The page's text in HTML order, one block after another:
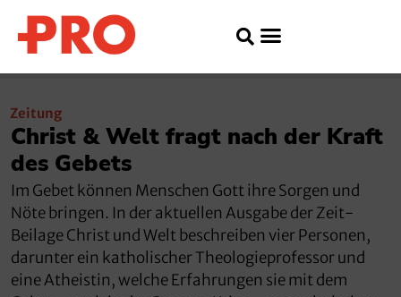
Zeitung
Christ & Welt fragt nach der Kraft
des Gebets
Im Gebet können Menschen Gott ihre Sorgen und
Nöte bringen. In der aktuellen Ausgabe der Zeit-
Beilage Christ und Welt beschreiben vier Personen,
darunter ein katholischer Theologieprofessor und
eine Atheistin, welche Erfahrungen sie mit dem